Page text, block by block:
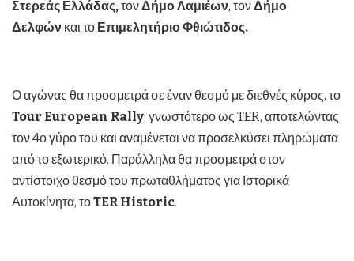
Στερεάς Ελλάδας,τονΔήμο Λαμιέων, τονΔήμο
Δελφών και το Επιμελητήριο Φθιώτιδος.
Ο αγώνας θα προσμετρά σε έναν θεσμό με διεθνές κύρος, το
Tour European Rally, γνωστότερο ως TER, αποτελώντας
τον 4ο γύρο του και αναμένεται να προσελκύσει πληρώματα
από το εξωτερικό. Παράλληλα θα προσμετρά στον
αντίστοιχο θεσμό του πρωταθλήματος για Ιστορικά
Αυτοκίνητα, τοTER Historic.